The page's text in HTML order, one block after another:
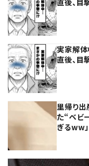
実家解
直後、目
里帰り
た“ベビ
ぎるww